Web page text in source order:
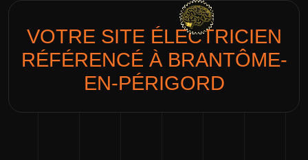
VOTRE SITE ÉLECTRICIEN
RÉFÉRENCÉ À BRANTÔME-
EN-PÉRIGORD